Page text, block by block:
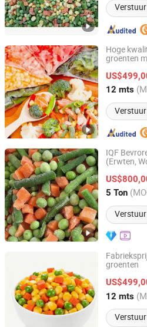
Hoge
groenten
12 mts
Qingdao LC Commercial & Trade
Shandong, China
IQF
(Erwten,
5 Ton
Hanfang Kangcheng
Ltd.
Shandong, China
groenten
12 mts
Qingdao LC Commercial & Trade
Shandong, China